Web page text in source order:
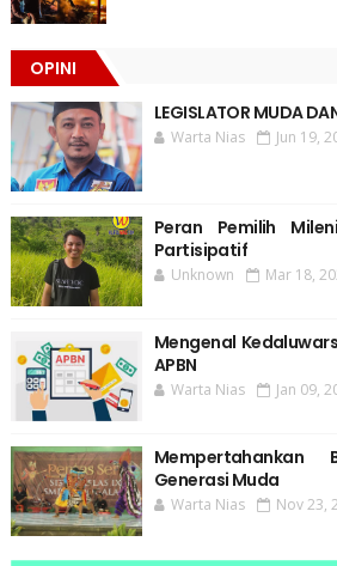
OPINI
LEGISLATOR MUDA
Warta Nias Jun 19,
Peran Pemilih
Partisipatif
Unknown Mar 18,
Mengenal
APBN
Warta Nias Jan 09,
Generasi Muda
Warta Nias Nov 23,